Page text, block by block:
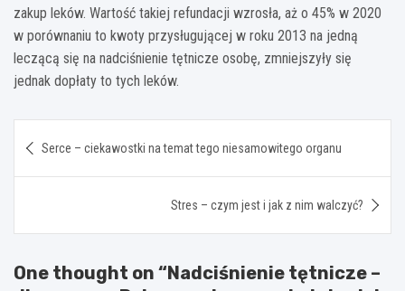
zakup leków. Wartość takiej refundacji wzrosła, aż o 45% w 2020
w porównaniu to kwoty przysługującej w roku 2013 na jedną
leczącą się na nadciśnienie tętnicze osobę, zmniejszyły się
jednak dopłaty to tych leków.
wpisu
Serce – ciekawostki na temat tego niesamowitego organu
Stres – czym jest i jak z nim walczyć?
One thought on “Nadciśnienie tętnicze –